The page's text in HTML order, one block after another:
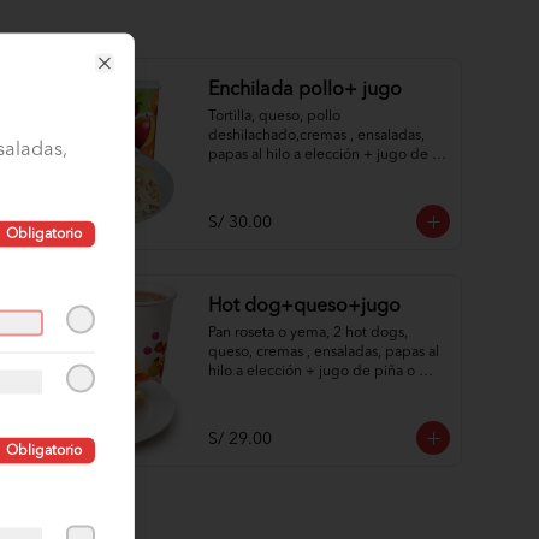
Enchilada pollo+ jugo
Tortilla, queso, pollo
deshilachado,cremas , ensaladas,
papas al hilo a elección + jugo de
S/ 30.00
Hot dog+queso+jugo
Pan roseta o yema, 2 hot dogs,
queso, cremas , ensaladas, papas al
hilo a elección + jugo de piña o
S/ 29.00
Obligatorio
Obligatorio
Close